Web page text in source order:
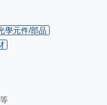
學元件/部品